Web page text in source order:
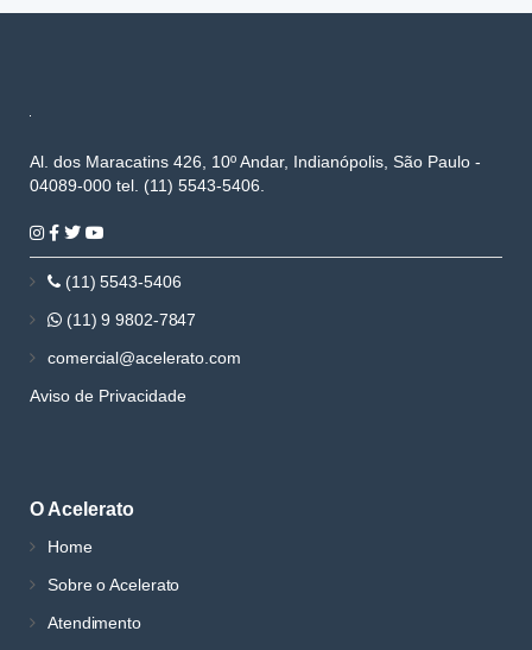
Al. dos Maracatins 426, 10º Andar, Indianópolis, São Paulo -
04089-000 tel. (11) 5543-5406.
(11) 5543-5406
(11) 9 9802-7847
comercial@acelerato.com
Aviso de Privacidade
O Acelerato
Home
Sobre o Acelerato
Atendimento